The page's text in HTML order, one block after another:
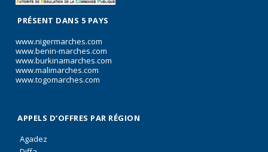
PRÉSENT DANS 5 PAYS
www.nigermarches.com
www.benin-marches.com
www.burkinamarches.com
www.malimarches.com
www.togomarches.com
APPELS D’OFFRES PAR RÉGION
Agadez